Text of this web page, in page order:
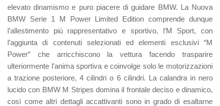
elevato dinamismo e puro piacere di guidare BMW. La Nuova
BMW Serie 1 M Power Limited Edition comprende dunque
l’allestimento più rappresentativo e sportivo, l’M Sport, con
l’aggiunta di contenuti selezionati ed elementi esclusivi “M
Power” che arricchiscono la vettura facendo trasparire
ulteriormente l’anima sportiva e coinvolge solo le motorizzazioni
a trazione posteriore, 4 cilindri o 6 cilindri. La calandra in nero
lucido con BMW M Stripes domina il frontale deciso e dinamico,
così come altri dettagli accattivanti sono in grado di esaltarne